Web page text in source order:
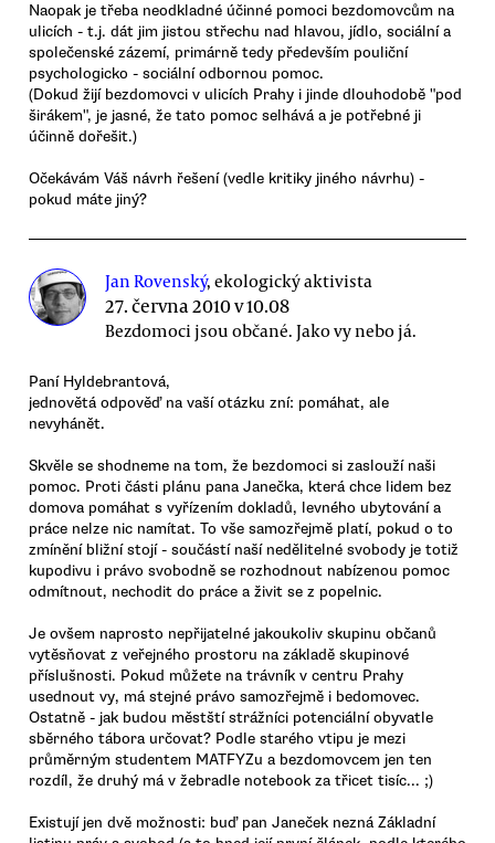
Naopak je třeba neodkladné účinné pomoci bezdomovcům na
ulicích - t.j. dát jim jistou střechu nad hlavou, jídlo, sociální a
společenské zázemí, primárně tedy především pouliční
psychologicko - sociální odbornou pomoc.
(Dokud žijí bezdomovci v ulicích Prahy i jinde dlouhodobě "pod
širákem", je jasné, že tato pomoc selhává a je potřebné ji
účinně dořešit.)
Očekávám Váš návrh řešení (vedle kritiky jiného návrhu) -
pokud máte jiný?
Jan Rovenský, ekologický aktivista
27. června 2010 v 10.08
Bezdomoci jsou občané. Jako vy nebo já.
Paní Hyldebrantová,
jednovětá odpověď na vaší otázku zní: pomáhat, ale
nevyhánět.
Skvěle se shodneme na tom, že bezdomoci si zaslouží naši
pomoc. Proti části plánu pana Janečka, která chce lidem bez
domova pomáhat s vyřízením dokladů, levného ubytování a
práce nelze nic namítat. To vše samozřejmě platí, pokud o to
zmínění bližní stojí - součástí naší nedělitelné svobody je totiž
kupodivu i právo svobodně se rozhodnout nabízenou pomoc
odmítnout, nechodit do práce a živit se z popelnic.
Je ovšem naprosto nepřijatelné jakoukoliv skupinu občanů
vytěsňovat z veřejného prostoru na základě skupinové
příslušnosti. Pokud můžete na trávník v centru Prahy
usednout vy, má stejné právo samozřejmě i bedomovec.
Ostatně - jak budou městští strážníci potenciální obyvatle
sběrného tábora určovat? Podle starého vtipu je mezi
průměrným studentem MATFYZu a bezdomovcem jen ten
rozdíl, že druhý má v žebradle notebook za třicet tisíc... ;)
Existují jen dvě možnosti: buď pan Janeček nezná Základní